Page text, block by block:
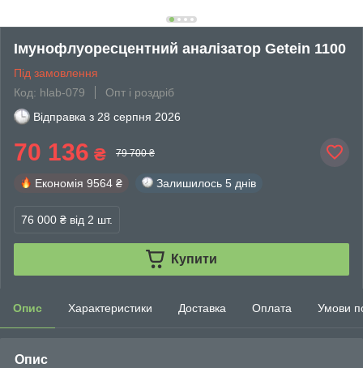
Імунофлуоресцентний аналізатор Getein 1100
Під замовлення
Код: hlab-079
Опт і роздріб
Відправка з 28 серпня 2026
70 136 ₴ 79 700 ₴
Економія 9564 ₴ Залишилось 5 днів
76 000 ₴ від 2 шт.
Купити
Опис Характеристики Доставка Оплата Умови
Опис